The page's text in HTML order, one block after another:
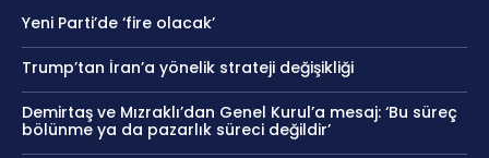
Yeni Parti’de ‘fire olacak’
Trump’tan İran’a yönelik strateji değişikliği
Demirtaş ve Mızraklı’dan Genel Kurul’a mesaj: ‘Bu süreç
bölünme ya da pazarlık süreci değildir’